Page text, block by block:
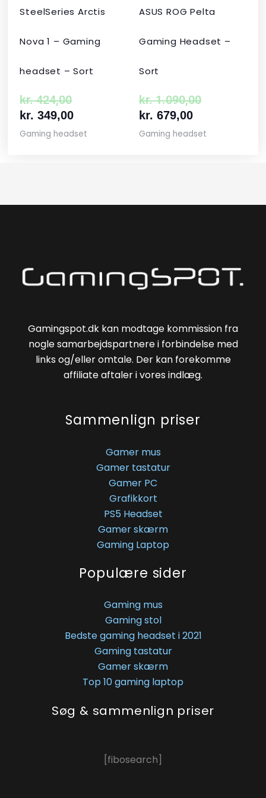
SteelSeries Arctis
Nova 1 – Gaming
headset – Sort
kr.424,00
kr. 349,00
Gaming headset
ASUS ROG Pelta
Gaming Headset –
Sort
kr.1.090,00
kr. 679,00
Gaming headset
Gamingspot.dk kan modtage kommission fra
nogle samarbejdspartnere i forbindelse med
links og/eller omtale. Der kan forekomme
affiliate aftaler i vores indlæg.
Sammenlign priser
Gamer mus
Gamer tastatur
Gamer PC
Grafikkort
PS5 Headset
Gamer skærm
Gaming Laptop
Populære sider
Gaming mus
Gaming stol
Bedste gaming headset i 2021
Gaming tastatur
Gamer skærm
Top 10 gaming laptop
Søg & sammenlign priser
[fibosearch]